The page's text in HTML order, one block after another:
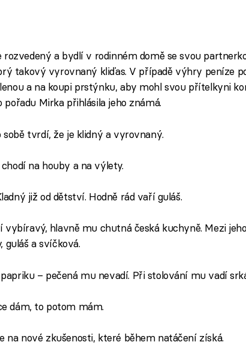
rozvedený a bydlí v rodinném domě se svou
takový vyrovnaný kliďas. V případě výhry peníze
a na koupi prstýnku, aby mohl svou přítelkyni
pořadu Mirka přihlásila jeho známá.
sobě tvrdí, že je klidný a vyrovnaný.
chodí na houby a na výlety.
již od dětství. Hodně rád vaří guláš.
vybíravý, hlavně mu chutná česká kuchyně. Mezi
guláš a svíčková.
– pečená mu nevadí. Při stolování mu vadí
dám, to potom mám.
na nové zkušenosti, které během natáčení získá.